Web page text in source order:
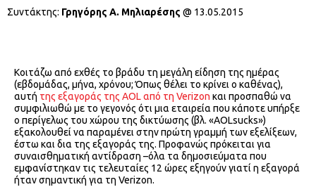
Συντάκτης: Γρηγόρης Α. Μηλιαρέσης @ 13.05.2015
Κοιτάζω από εχθές το βράδυ τη μεγάλη είδηση της ημέρας
(εβδομάδας, μήνα, χρόνου; Όπως θέλει το κρίνει ο καθένας),
αυτή της εξαγοράς της AOL από τη Verizon και προσπαθώ να
συμφιλιωθώ με το γεγονός ότι μια εταιρεία που κάποτε υπήρξε
ο περίγελως του χώρου της δικτύωσης (βλ. «AOLsucks»)
εξακολουθεί να παραμένει στην πρώτη γραμμή των εξελίξεων,
έστω και δια της εξαγοράς της. Προφανώς πρόκειται για
συναισθηματική αντίδραση –όλα τα δημοσιεύματα που
εμφανίστηκαν τις τελευταίες 12 ώρες εξηγούν γιατί η εξαγορά
ήταν σημαντική για τη Verizon.